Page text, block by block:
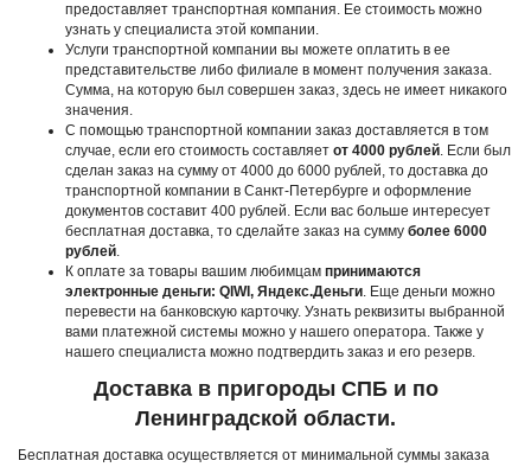
предоставляет транспортная компания. Ее стоимость можно
узнать у специалиста этой компании.
Услуги транспортной компании вы можете оплатить в ее
представительстве либо филиале в момент получения заказа.
Сумма, на которую был совершен заказ, здесь не имеет никакого
значения.
С помощью транспортной компании заказ доставляется в том
случае, если его стоимость составляет от 4000 рублей. Если был
сделан заказ на сумму от 4000 до 6000 рублей, то доставка до
транспортной компании в Санкт-Петербурге и оформление
документов составит 400 рублей. Если вас больше интересует
бесплатная доставка, то сделайте заказ на сумму более 6000
рублей.
К оплате за товары вашим любимцам принимаются
электронные деньги: QIWI, Яндекс.Деньги. Еще деньги можно
перевести на банковскую карточку. Узнать реквизиты выбранной
вами платежной системы можно у нашего оператора. Также у
нашего специалиста можно подтвердить заказ и его резерв.
Доставка в пригороды СПБ и по
Ленинградской области.
Бесплатная доставка осуществляется от минимальной суммы заказа